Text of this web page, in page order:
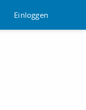
Einloggen